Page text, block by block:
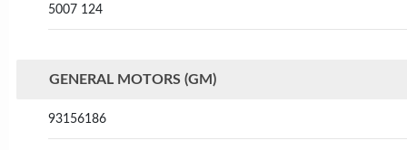
5007 124
GENERAL MOTORS (GM)
93156186